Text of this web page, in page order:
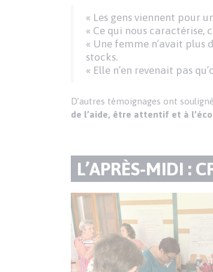
« Les gens viennent pour
« Ce qui nous caractérise,
« Une femme n’avait plus
stocks.
« Elle n’en revenait pas
D’autres témoignages ont
de l’aide, être attentif et à
TITRE
DU
PARAGRAPHE
L’APRÈS-MIDI :
Texte